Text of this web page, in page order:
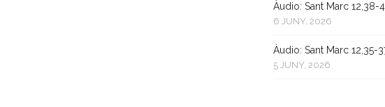
Àudio: Sant Marc 12,38-
6 JUNY, 2026
Àudio: Sant Marc 12,35-
5 JUNY, 2026